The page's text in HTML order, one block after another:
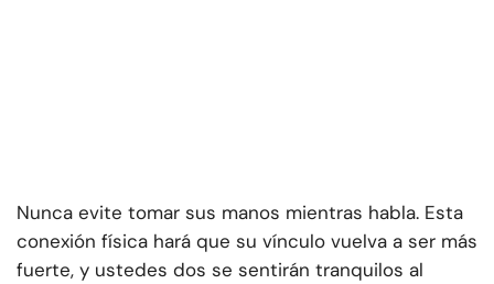
Nunca evite tomar sus manos mientras habla. Esta
conexión física hará que su vínculo vuelva a ser más
fuerte, y ustedes dos se sentirán tranquilos al